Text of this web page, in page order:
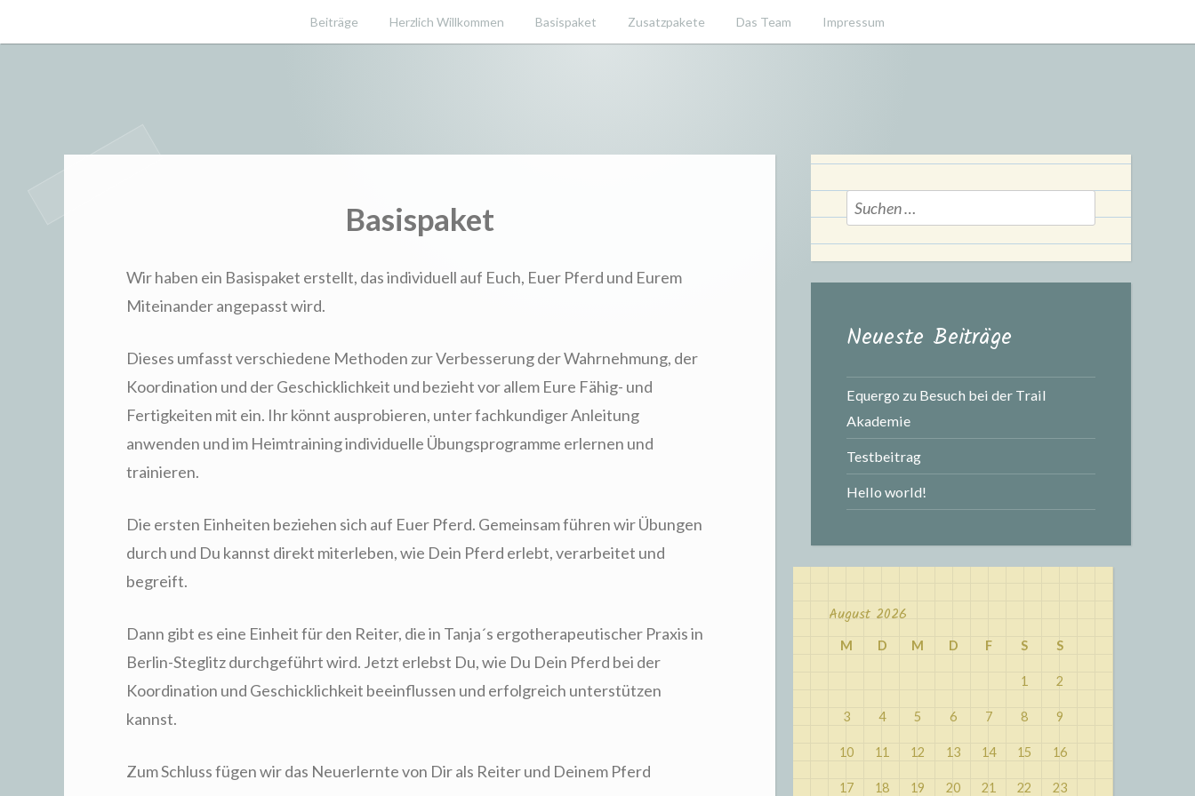
Inhalt
Beiträge Herzlich Willkommen Basispaket Zusatzpakete Das Team Impressum
equergo.de
Basispaket
Wir haben ein Basispaket erstellt, das individuell auf Euch, Euer Pferd und Eurem
Miteinander angepasst wird.
Dieses umfasst verschiedene Methoden zur Verbesserung der Wahrnehmung, der
Koordination und der Geschicklichkeit und bezieht vor allem Eure Fähig- und
Fertigkeiten mit ein. Ihr könnt ausprobieren, unter fachkundiger Anleitung
anwenden und im Heimtraining individuelle Übungsprogramme erlernen und
trainieren.
Die ersten Einheiten beziehen sich auf Euer Pferd. Gemeinsam führen wir Übungen
durch und Du kannst direkt miterleben, wie Dein Pferd erlebt, verarbeitet und
begreift.
Dann gibt es eine Einheit für den Reiter, die in Tanja´s ergotherapeutischer Praxis in
Berlin-Steglitz durchgeführt wird. Jetzt erlebst Du, wie Du Dein Pferd bei der
Koordination und Geschicklichkeit beeinflussen und erfolgreich unterstützen
kannst.
Zum Schluss fügen wir das Neuerlernte von Dir als Reiter und Deinem Pferd
Suchen
nach:
Neueste Beiträge
Equergo zu Besuch bei der Trail
Akademie
Testbeitrag
Hello world!
August 2026
M D M D F S S
1 2
3 4 5 6 7 8 9
10 11 12 13 14 15 16
17 18 19 20 21 22 23